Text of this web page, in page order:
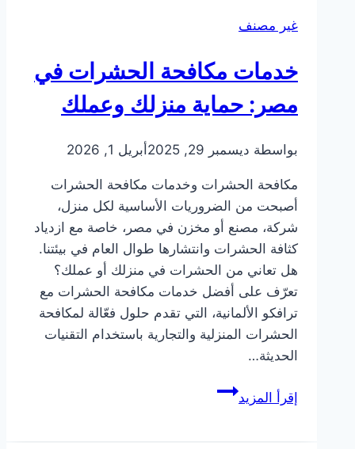
غير مصنف
خدمات مكافحة الحشرات في
مصر: حماية منزلك وعملك
بواسطة ديسمبر 29, 2025 أبريل 1, 2026
مكافحة الحشرات وخدمات مكافحة الحشرات
أصبحت من الضروريات الأساسية لكل منزل،
شركة، مصنع أو مخزن في مصر، خاصة مع ازدياد
كثافة الحشرات وانتشارها طوال العام في بيئتنا.
هل تعاني من الحشرات في منزلك أو عملك؟
تعرّف على أفضل خدمات مكافحة الحشرات مع
ترافكو الألمانية، التي تقدم حلول فعّالة لمكافحة
الحشرات المنزلية والتجارية باستخدام التقنيات
الحديثة…
إقرأ المزيدخدمات